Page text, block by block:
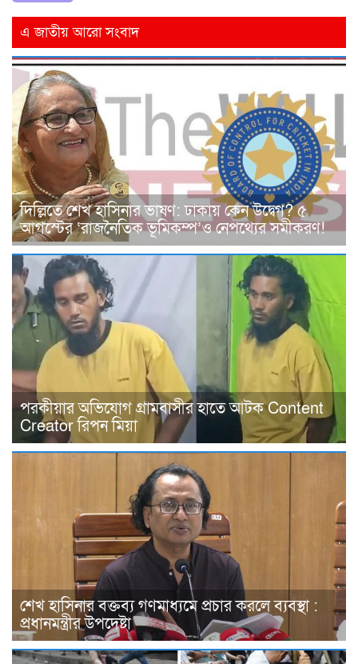
এ জাতীয় আরো সংবাদ
দিল্লিতে শেখ হাসিনার ভাষণ: ঢাকায় কেন উদ্বেগ? ৫
আগস্টের ‘রাজনৈতিক ভূমিকম্প’ও নেপথ্যের সমীকরণ!
পরকীয়ার অভিযোগ গ্রামবাসীর হাতে আটক Content
Creator রিপন মিয়া
শেখ হাসিনার বক্তব্য গণমাধ্যমে প্রচার করলে ব্যবস্থা :
প্রধানমন্ত্রীর উপদেষ্টা